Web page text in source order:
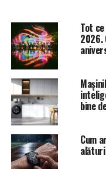
Pe fondul acestor
Agricoli de Cereale și
despăgubiri de la
suferite din cauza
de intervențiile
suspectate de
absolut legale și
sistemului asupra
punct de vedere
alimentare.
Tot
2026.
bine
Cum